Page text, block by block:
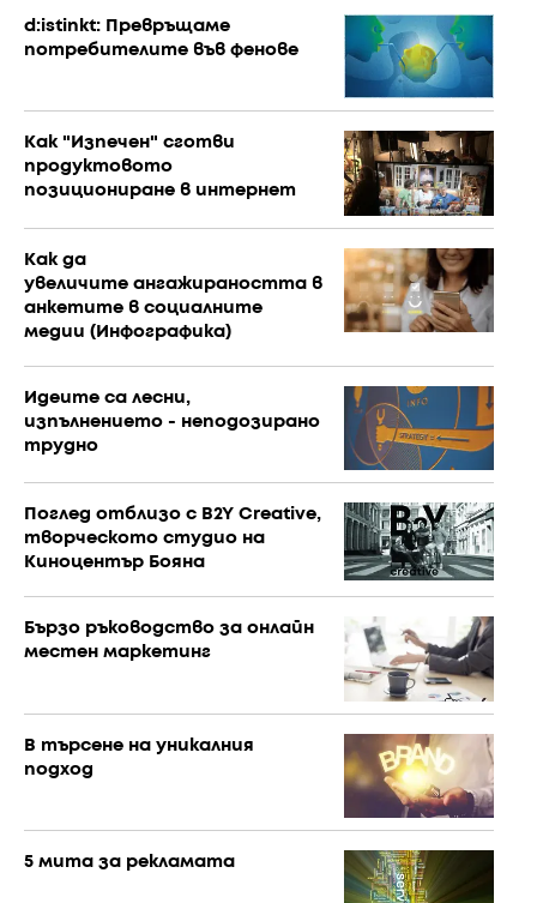
d:istinkt: Превръщаме
потребителите във фенове
Как "Изпечен" сготви
продуктовото
позициониране в интернет
Как да
увеличите ангажираността в
анкетите в социалните
медии (Инфографика)
Идеите са лесни,
изпълнението - неподозирано
трудно
Поглед отблизо с B2Y Creative,
творческото студио на
Киноцентър Бояна
Бързо ръководство за онлайн
местен маркетинг
В търсене на уникалния
подход
5 мита за рекламата